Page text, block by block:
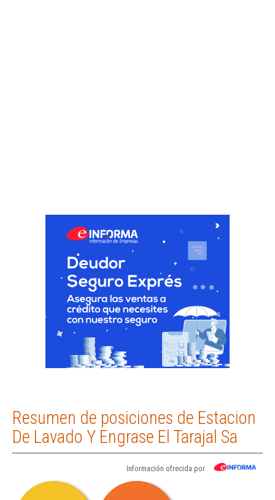
Resumen de posiciones de Estacion
De Lavado Y Engrase El Tarajal Sa
Información ofrecida por